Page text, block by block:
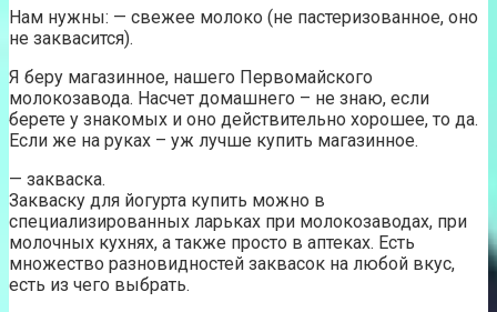
Нам нужны: — свежее молоко (не пастеризованное, оно
не заквасится).
Я беру магазинное, нашего Первомайского
молокозавода. Насчет домашнего – не знаю, если
берете у знакомых и оно действительно хорошее, то да.
Если же на руках – уж лучше купить магазинное.
— закваска.
Закваску для йогурта купить можно в
специализированных ларьках при молокозаводах, при
молочных кухнях, а также просто в аптеках. Есть
множество разновидностей заквасок на любой вкус,
есть из чего выбрать.